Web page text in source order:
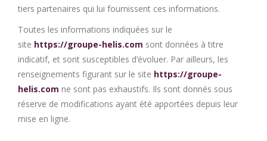
tiers partenaires qui lui fournissent ces informations.
Toutes les informations indiquées sur le
site https://groupe-helis.com sont données à titre
indicatif, et sont susceptibles d’évoluer. Par ailleurs, les
renseignements figurant sur le site https://groupe-
helis.com ne sont pas exhaustifs. Ils sont donnés sous
réserve de modifications ayant été apportées depuis leur
mise en ligne.